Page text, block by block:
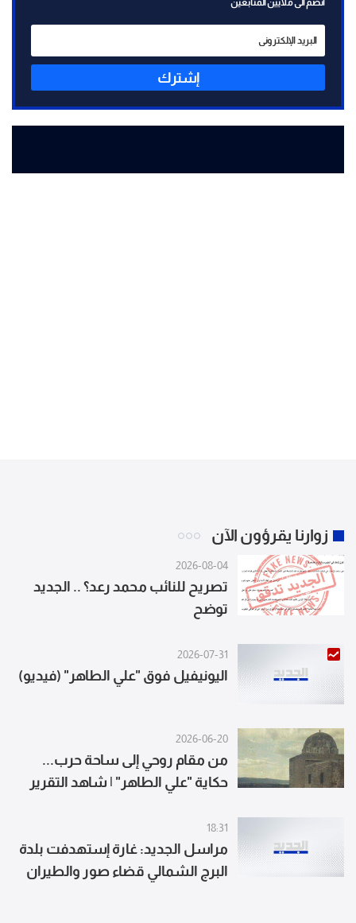
انضم الى ملايين المتابعين
إشترك
زوارنا يقرؤون الآن
2026-08-04
تصريح للنائب محمد رعد؟ .. الجديد
توضح
2026-07-31
اليونيفيل فوق "علي الطاهر" (فيديو)
2026-06-20
من مقام روحي إلى ساحة حرب...
حكاية "علي الطاهر" | شاهد التقرير
18:31
مراسل الجديد: غارة إستهدفت بلدة
البرج الشمالي قضاء صور والطيران